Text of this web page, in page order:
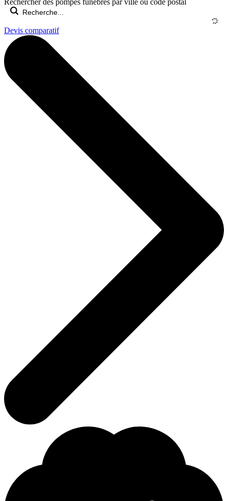
Rechercher des pompes funèbres par ville ou code postal
Devis comparatif